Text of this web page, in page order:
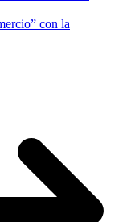
con la